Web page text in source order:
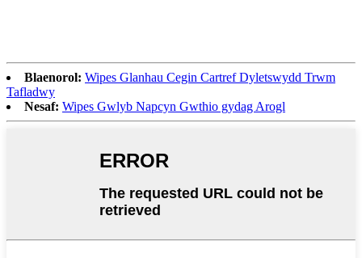
Blaenorol: Wipes Glanhau Cegin Cartref Dyletswydd Trwm
Tafladwy
Nesaf: Wipes Gwlyb Napcyn Gwthio gydag Arogl